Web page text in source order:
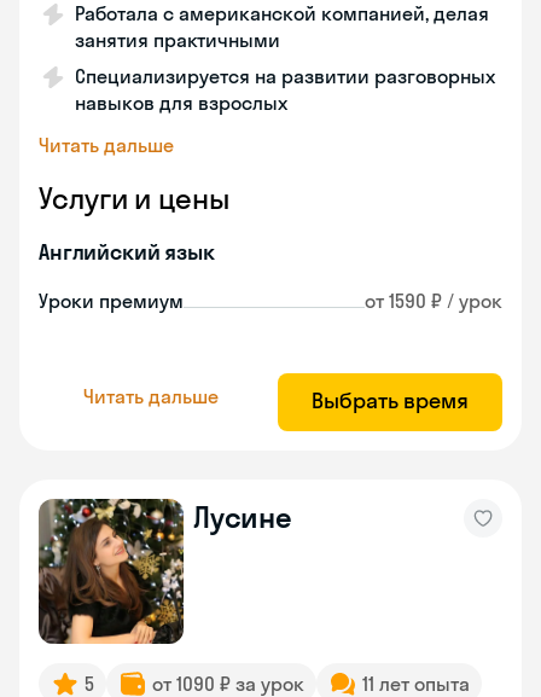
Работала с американской компанией, делая
занятия практичными
Специализируется на развитии разговорных
навыков для взрослых
Читать дальше
Услуги и цены
Английский язык
Уроки премиум от 1590 ₽ / урок
Читать дальше Выбрать время
Лусине
5 от 1090 ₽ за урок
11 лет опыта